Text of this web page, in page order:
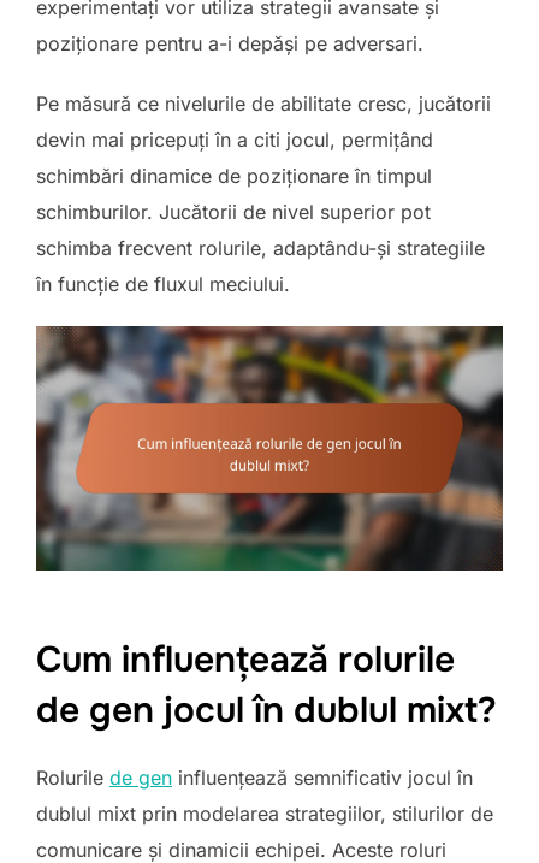
experimentați vor utiliza strategii avansate și
poziționare pentru a-i depăși pe adversari.
Pe măsură ce nivelurile de abilitate cresc, jucătorii
devin mai pricepuți în a citi jocul, permițând
schimbări dinamice de poziționare în timpul
schimburilor. Jucătorii de nivel superior pot
schimba frecvent rolurile, adaptându-și strategiile
în funcție de fluxul meciului.
Cum influențează rolurile
de gen jocul în dublul mixt?
Rolurile de gen influențează semnificativ jocul în
dublul mixt prin modelarea strategiilor, stilurilor de
comunicare și dinamicii echipei. Aceste roluri